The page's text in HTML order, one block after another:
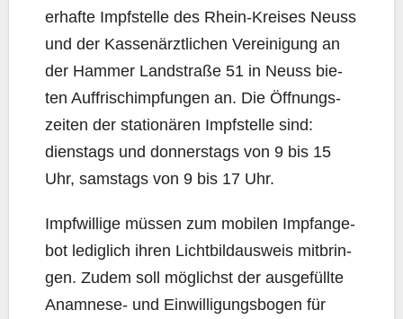
er­haf­te Impf­stel­le des Rhein-Krei­ses Neuss
und der Kas­sen­ärzt­li­chen Ver­ei­ni­gung an
der Ham­mer Land­stra­ße 51 in Neuss bie­
ten Auf­frisch­imp­fun­gen an. Die Öff­nungs­
zei­ten der sta­tio­nä­ren Impf­stel­le sind:
diens­tags und don­ners­tags von 9 bis 15
Uhr, sams­tags von 9 bis 17 Uhr.
Impf­wil­li­ge müs­sen zum mobi­len Impf­an­ge­
bot ledig­lich ihren Licht­bild­aus­weis mit­brin­
gen. Zudem soll mög­lichst der aus­ge­füll­te
Ana­mne­se- und Ein­wil­li­gungs­bo­gen für